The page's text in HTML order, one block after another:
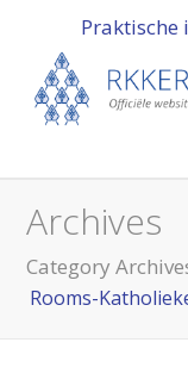
Archives
Category
Rooms-